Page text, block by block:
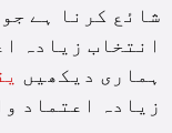
شائع کرنا ہے
انتخاب زیادہ
ہماری دیکھیں
زیادہ اعتماد